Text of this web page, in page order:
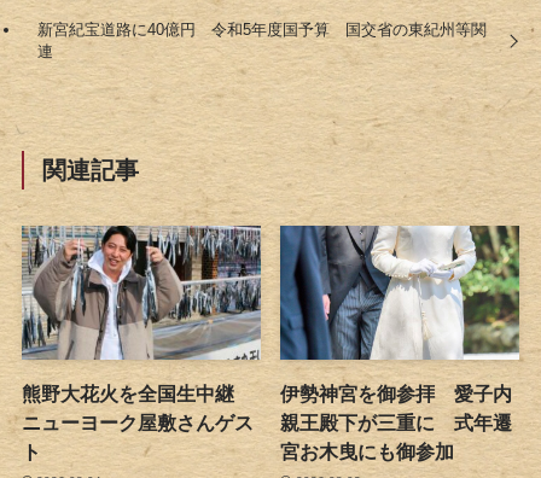
新宮紀宝道路に40億円 令和5年度国予算 国交省の東紀州等関
連
関連記事
熊野大花火を全国生中継
ニューヨーク屋敷さんゲス
ト
伊勢神宮を御参拝 愛子内
親王殿下が三重に 式年遷
宮お木曳にも御参加